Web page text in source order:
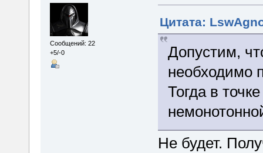
Сообщений: 22
+5/-0
Цитата:
Допустим,
необходимо
Тогда в
Не будет.